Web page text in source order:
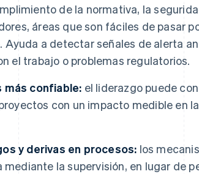
de la normativa, la
áreas que son fáciles de pasar
Ayuda a detectar señales de alerta
el trabajo o problemas regulatorios.
más confiable: el liderazgo puede
con un impacto medible en
y derivas en procesos: los
la supervisión, en lugar de